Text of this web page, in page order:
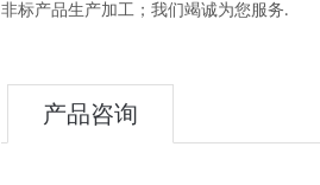
非标产品生产加工 ； 我们竭诚为您服务.
产品咨询